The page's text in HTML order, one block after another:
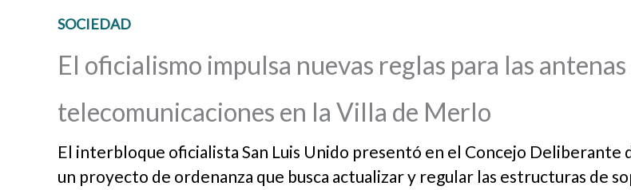
SOCIEDAD
El oficialismo impulsa nuevas reglas para las antenas
telecomunicaciones en la Villa de Merlo
El interbloque oficialista San Luis Unido presentó en el Concejo Deliberante
un proyecto de ordenanza que busca actualizar y regular las estructuras de